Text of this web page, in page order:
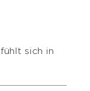
sich in